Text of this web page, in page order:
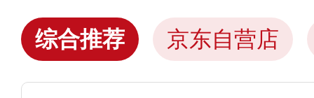
综合推荐 京东自营店